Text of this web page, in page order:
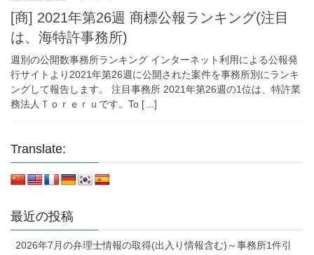
[商] 2021年第26週 商標公報ランキング(注目
は、海特許事務所)
週別の公開数事務所ランキング インターネット利用による公報発
行サイトより2021年第26週に公開された案件を事務所別にランキ
ングして報告します。 注目事務所 2021年第26週の1位は、特許業
務法人Ｔｏｒｅｒｕです。To […]
Translate:
最近の投稿
2026年7月の弁理士情報の取得(出入り情報含む)～事務所1件引